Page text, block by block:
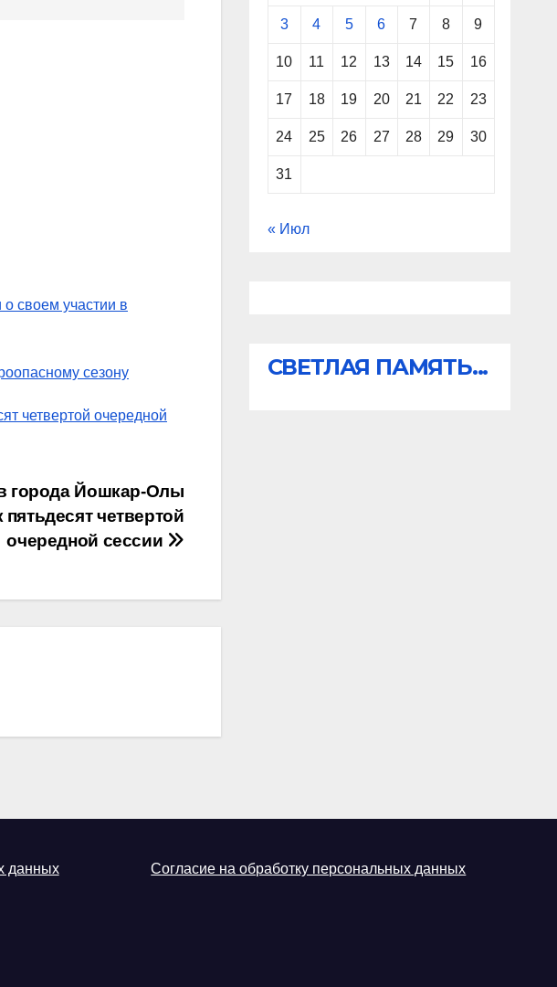
своем участии в
сезону
четвертой очередной
города Йошкар-Олы
четвертой
очередной сессии
3 4 5 6 7 8 9
10 11 12 13 14 15 16
17 18 19 20 21 22 23
24 25 26 27 28 29 30
31
« Июл
СВЕТЛАЯ ПАМЯТЬ...
данных Согласие на обработку персональных данных